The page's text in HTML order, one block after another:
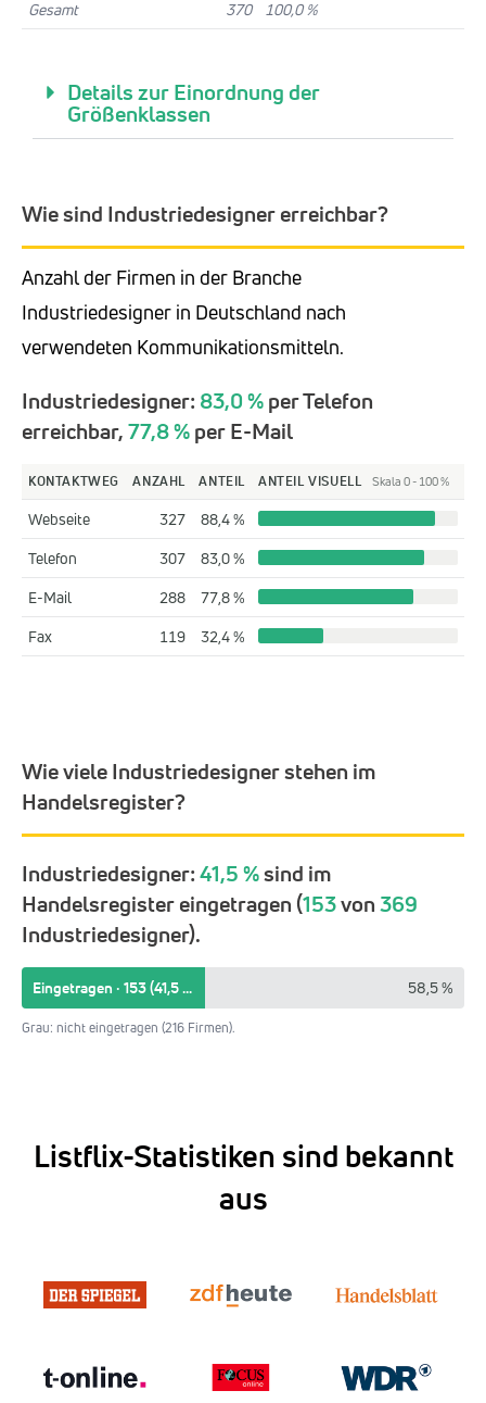
Gesamt 370 100,0 %
Details zur Einordnung der
Größenklassen
Wie sind Industriedesigner erreichbar?
Anzahl der Firmen in der Branche
Industriedesigner in Deutschland nach
verwendeten Kommunikationsmitteln.
Industriedesigner: 83,0 %per Telefon
erreichbar,77,8 %per E-Mail
KONTAKTWEG ANZAHL ANTEIL ANTEIL VISUELL Skala 0 - 100 %
Webseite 327
88,4 %
Telefon
307
83,0 %
E-Mail
288
77,8 %
Fax
119 32,4 %
Wie viele Industriedesigner stehen im
Handelsregister?
Industriedesigner:41,5 %sind im
Handelsregister eingetragen (153von369
Industriedesigner).
Eingetragen · 153 (41,5 %) 58,5 %
Grau: nicht eingetragen (216 Firmen).
Listflix-Statistiken sind bekannt
aus